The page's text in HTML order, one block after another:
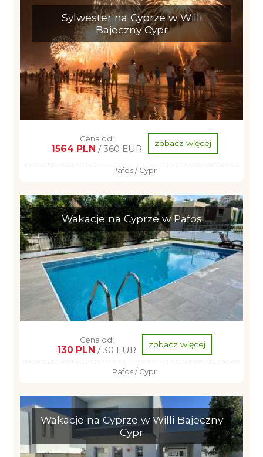
Sylwester na Cyprze w Willi
Bajeczny Cypr
Cena od:
1564 PLN / 360 EUR zobacz więcej
Pafos / Cypr
Wakacje na Cyprze w Pafos
Cena od:
130 PLN / 30 EUR zobacz więcej
Pafos / Cypr
Wakacje na Cyprze w Willi Bajeczny
Cypr